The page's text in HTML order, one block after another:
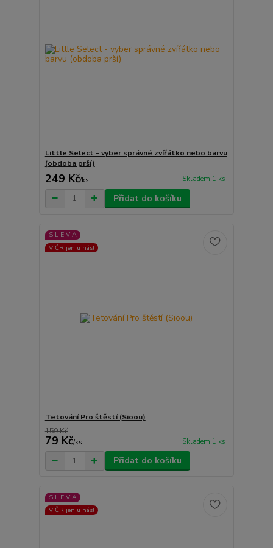
Little Select - vyber správné zvířátko nebo barvu
(obdoba prší)
249 Kč/ks Skladem 1 ks
Přidat do košíku
S L E V A
V ČR jen u nás!
Tetování Pro štěstí (Sioou)
159 Kč
79 Kč/ks Skladem 1 ks
Přidat do košíku
S L E V A
V ČR jen u nás!